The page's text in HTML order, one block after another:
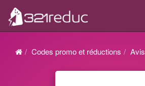
Codes promo et réductions Avis